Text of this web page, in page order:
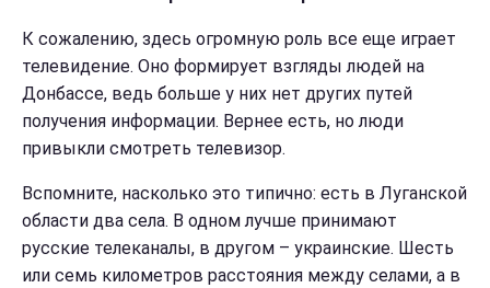
К сожалению, здесь огромную роль все еще играет
телевидение. Оно формирует взгляды людей на
Донбассе, ведь больше у них нет других путей
получения информации. Вернее есть, но люди
привыкли смотреть телевизор.
Вспомните, насколько это типично: есть в Луганской
области два села. В одном лучше принимают
русские телеканалы, в другом – украинские. Шесть
или семь километров расстояния между селами, а в